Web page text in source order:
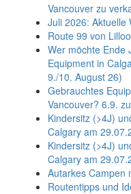
Vancouver zu
Juli 2026: Aktuelle
Route 99 von
Wer möchte Ende
Equipment in
9./10. August 26)
Gebrauchtes
Vancouver? 6.9.
Kindersitz (>4J)
Calgary am
Kindersitz (>4J)
Calgary am
Autarkes Campen
Routentipps und